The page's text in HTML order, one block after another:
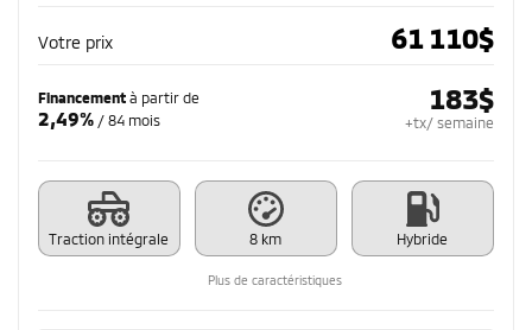
Votre prix 61 110$
Financement à partir de
2,49% / 84 mois
183$
+tx/ semaine
Traction intégrale 8 km Hybride
Plus de caractéristiques